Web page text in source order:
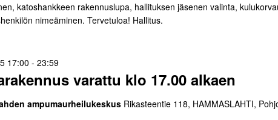
katoshankkeen rakennuslupa, hallituksen jäsenen valinta,
nimeäminen. Tervetuloa! Hallitus.
varattu klo 17.00 alkaen
17:00 -23:59
ampumaurheilukeskus Rikasteentie 118, HAMMASLAHTI,